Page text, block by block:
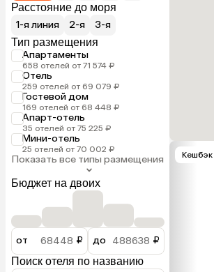
Расстояние до моря
1-я линия
2-я
3-я
Тип размещения
Апартаменты
658 отелей от 71 574 ₽
Отель
259 отелей от 69 079 ₽
Гостевой дом
169 отелей от 68 448 ₽
Апарт-отель
35 отелей от 75 225 ₽
Мини-отель
25 отелей от 70 002 ₽
Показать все типы размещения
Бюджет на двоих
от ₽ до
₽
Поиск отеля по названию
Кешбэк